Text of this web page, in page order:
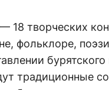
18 творческих
фольклоре,
традиционные